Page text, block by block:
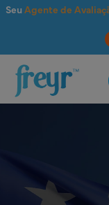
Saltar para o
Seu Agente de
.